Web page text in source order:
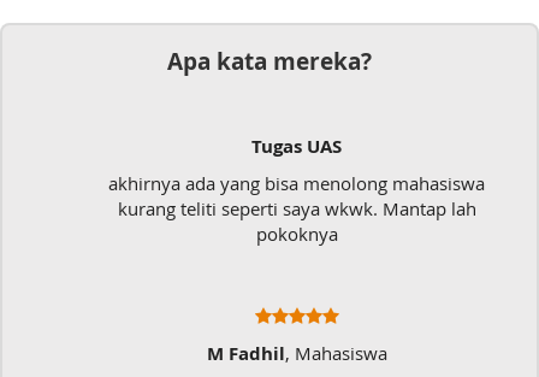
Apa kata mereka?
Tugas UAS
akhirnya ada yang bisa menolong mahasiswa
kurang teliti seperti saya wkwk. Mantap lah
pokoknya
M Fadhil, Mahasiswa